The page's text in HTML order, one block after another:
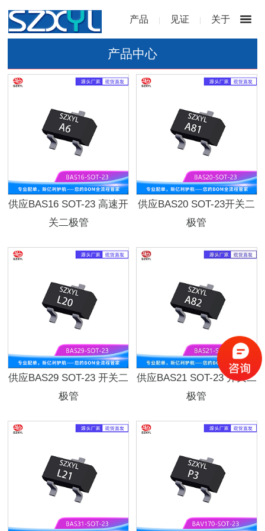
产品 | 见证 | 关于
产品中心
供应BAS16 SOT-23 高速开
关二极管
供应BAS20 SOT-23开关二
极管
供应BAS29 SOT-23 开关二
极管
供应BAS21 SOT-23 开关二
极管